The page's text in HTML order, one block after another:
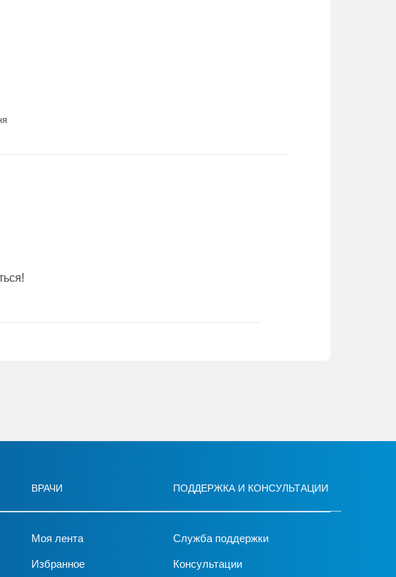
ВРАЧИ
Моя лента
Избранное
ПОДДЕРЖКА И КОНСУЛЬТАЦИИ
Служба поддержки
Консультации